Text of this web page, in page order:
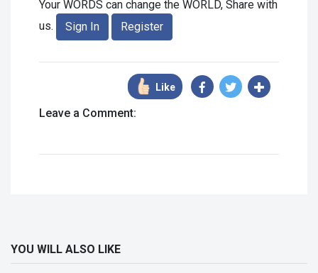
Your WORDS can change the WORLD, Share with
us.
Sign In Register
Like
Leave a Comment:
YOU WILL ALSO LIKE